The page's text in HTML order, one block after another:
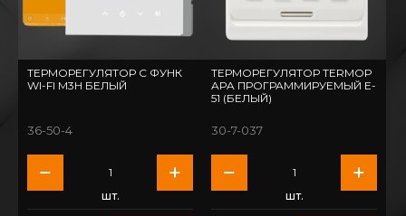
ТЕРМОРЕГУЛЯТОР С ФУНК
WI-FI М3Н БЕЛЫЙ
36-50-4
шт.
ТЕРМОРЕГУЛЯТОР TERMOP
APA ПРОГРАММИРУЕМЫЙ Е-
51 (БЕЛЫЙ)
30-7-037
шт.